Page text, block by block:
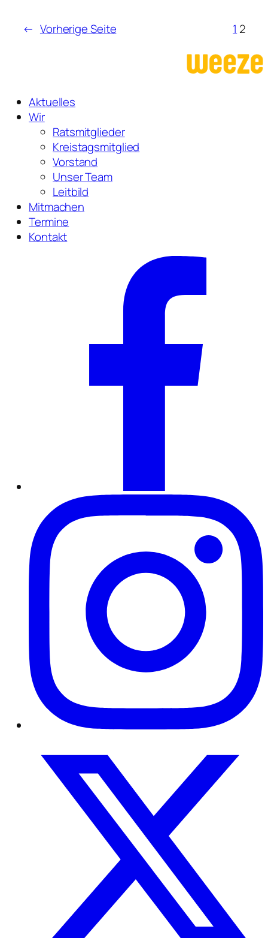
← Vorherige Seite 1 2
Aktuelles
Wir
Ratsmitglieder
Kreistagsmitglied
Vorstand
Unser Team
Leitbild
Mitmachen
Termine
Kontakt